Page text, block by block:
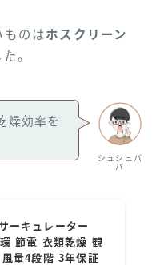
ものはホスクリーン
。
シュシュパ
パ
燥効率を
ーキュレーター
節電 衣類乾燥 観
量4段階 3年保証